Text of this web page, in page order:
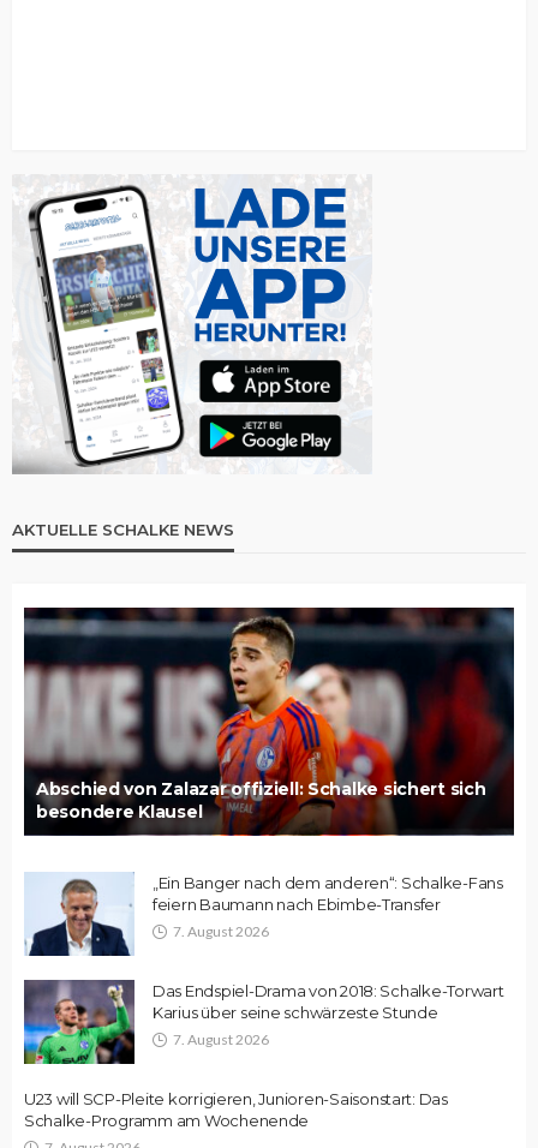
AKTUELLE SCHALKE NEWS
Abschied von Zalazar offiziell: Schalke sichert sich
besondere Klausel
„Ein Banger nach dem anderen“: Schalke-Fans
feiern Baumann nach Ebimbe-Transfer
7. August 2026
Das Endspiel-Drama von 2018: Schalke-Torwart
Karius über seine schwärzeste Stunde
7. August 2026
U23 will SCP-Pleite korrigieren, Junioren-Saisonstart: Das
Schalke-Programm am Wochenende